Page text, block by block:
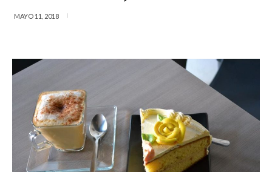
MAYO 11, 2018